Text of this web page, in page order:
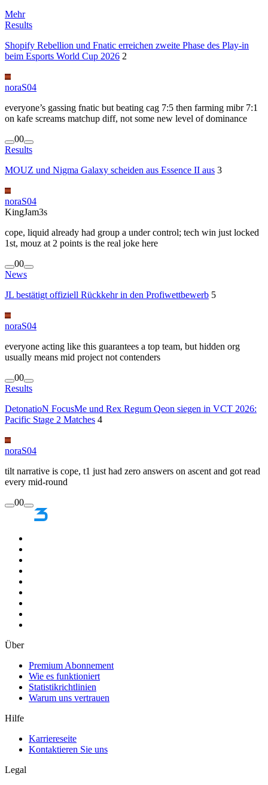
Mehr
Results
Shopify Rebellion und Fnatic erreichen zweite Phase des Play-in
beim Esports World Cup 2026 2
noraS04
everyone’s gassing fnatic but beating cag 7:5 then farming mibr 7:1
on kafe screams matchup diff, not some new level of dominance
00
Results
MOUZ und Nigma Galaxy scheiden aus Essence II aus 3
noraS04
KingJam3s
cope, liquid already had group a under control; tech win just locked
1st, mouz at 2 points is the real joke here
00
News
JL bestätigt offiziell Rückkehr in den Profiwettbewerb 5
noraS04
everyone acting like this guarantees a top team, but hidden org
usually means mid project not contenders
00
Results
DetonatioN FocusMe und Rex Regum Qeon siegen in VCT 2026:
Pacific Stage 2 Matches 4
noraS04
tilt narrative is cope, t1 just had zero answers on ascent and got read
every mid-round
00
Über
Premium Abonnement
Wie es funktioniert
Statistikrichtlinien
Warum uns vertrauen
Hilfe
Karriereseite
Kontaktieren Sie uns
Legal